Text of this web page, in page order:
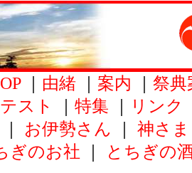
｜ 由緒 案内
祭典
スト 特集 リンク
お伊勢さん 神さま
ぎのお社 とちぎの